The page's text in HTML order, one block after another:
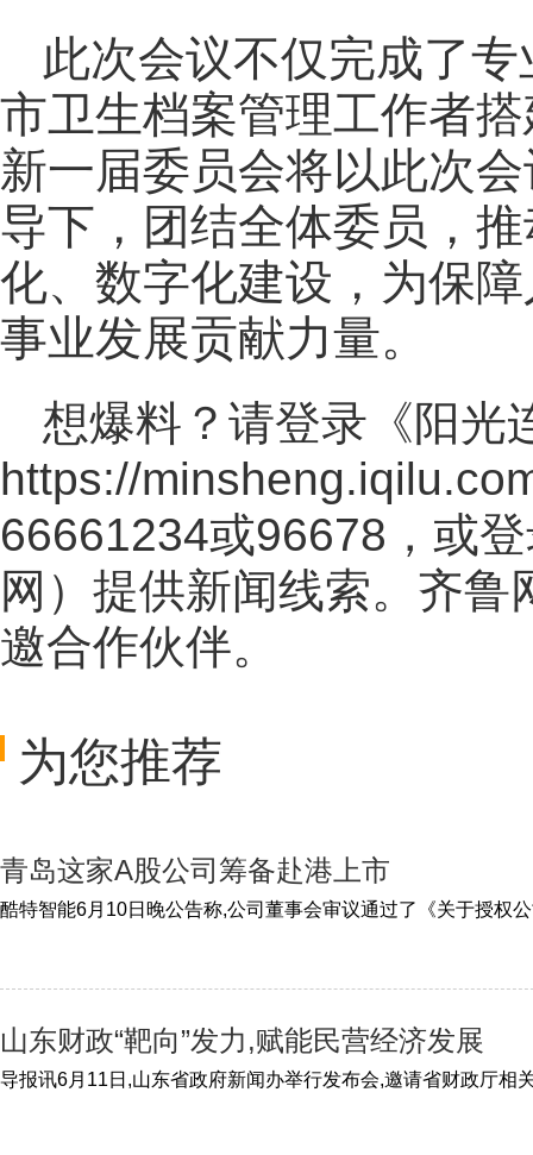
此次会议不仅完成了
市卫生档案管理工作者
新一届委员会将以此次
导下，团结全体委员，
化、数字化建设，为保
事业发展贡献力量。
想爆料？请登录《阳光
https://
66661234或96678，或
网 ）提供新闻线索。齐鲁
邀合作伙伴。
为您推荐
青岛这家A股公司筹备赴港上市
山东财政“靶向”发力,赋能民营经济发展